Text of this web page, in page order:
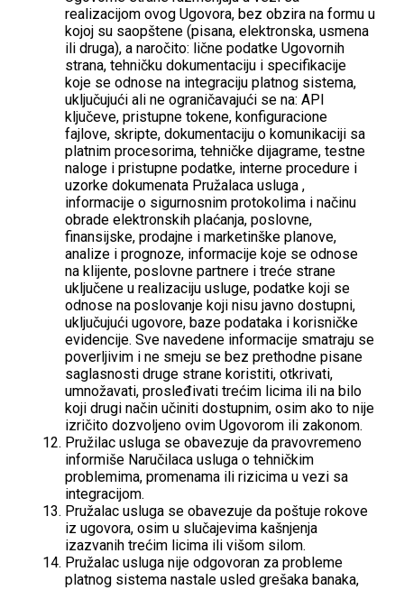
realizacijom ovog Ugovora, bez obzira na formu u
kojoj su saopštene (pisana, elektronska, usmena
ili druga), a naročito: lične podatke Ugovornih
strana, tehničku dokumentaciju i specifikacije
koje se odnose na integraciju platnog sistema,
uključujući ali ne ograničavajući se na: API
ključeve, pristupne tokene, konfiguracione
fajlove, skripte, dokumentaciju o komunikaciji sa
platnim procesorima, tehničke dijagrame, testne
naloge i pristupne podatke, interne procedure i
uzorke dokumenata Pružalaca usluga ,
informacije o sigurnosnim protokolima i načinu
obrade elektronskih plaćanja, poslovne,
finansijske, prodajne i marketinške planove,
analize i prognoze, informacije koje se odnose
na klijente, poslovne partnere i treće strane
uključene u realizaciju usluge, podatke koji se
odnose na poslovanje koji nisu javno dostupni,
uključujući ugovore, baze podataka i korisničke
evidencije. Sve navedene informacije smatraju se
poverljivim i ne smeju se bez prethodne pisane
saglasnosti druge strane koristiti, otkrivati,
umnožavati, prosleđivati trećim licima ili na bilo
koji drugi način učiniti dostupnim, osim ako to nije
izričito dozvoljeno ovim Ugovorom ili zakonom.
Pružilac usluga se obavezuje da pravovremeno
informiše Naručilaca usluga o tehničkim
problemima, promenama ili rizicima u vezi sa
integracijom.
Pružalac usluga se obavezuje da poštuje rokove
iz ugovora, osim u slučajevima kašnjenja
izazvanih trećim licima ili višom silom.
Pružalac usluga nije odgovoran za probleme
platnog sistema nastale usled grešaka banaka,